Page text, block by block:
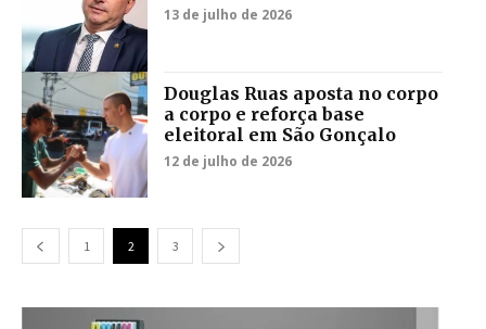
13 de julho de 2026
Douglas Ruas aposta no corpo
a corpo e reforça base
eleitoral em São Gonçalo
12 de julho de 2026
1 2 3